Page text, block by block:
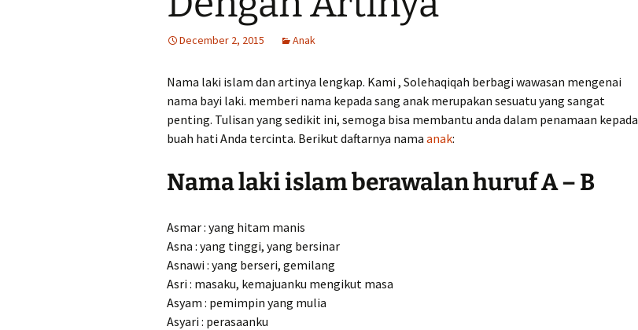
December 2, 2015 Anak
Nama laki islam dan artinya lengkap. Kami , Solehaqiqah berbagi wawasan mengenai
nama bayi laki. memberi nama kepada sang anak merupakan sesuatu yang sangat
penting. Tulisan yang sedikit ini, semoga bisa membantu anda dalam penamaan kepada
buah hati Anda tercinta. Berikut daftarnya nama anak:
Nama laki islam berawalan huruf A – B
Asmar : yang hitam manis
Asna : yang tinggi, yang bersinar
Asnawi : yang berseri, gemilang
Asri : masaku, kemajuanku mengikut masa
Asyam : pemimpin yang mulia
Asyari : perasaanku